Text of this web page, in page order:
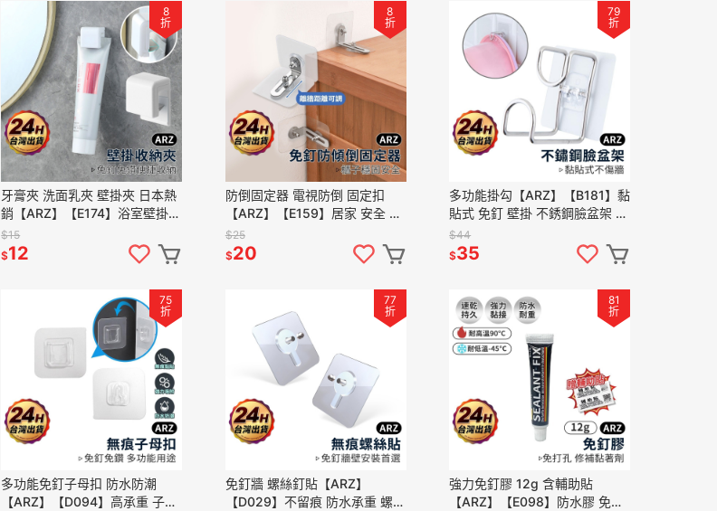
8
折
牙膏夾 洗面乳夾 壁掛夾 日本熱
銷【ARZ】【E174】浴室壁掛架
毛巾塞 牙膏收納夾 洗面乳收納
毛巾壁夾 浴室收納夾
$15
$12
8
折
防倒固定器 電視防倒 固定扣
【ARZ】【E159】居家 安全 防
傾倒 兒童防護 固定器 防櫃傾倒
固定器 展示櫃 地震防護
$25
$20
79
折
多功能掛勾【ARZ】【B181】黏
貼式 免釘 壁掛 不銹鋼臉盆架 臉
盆掛鉤 浴室置物架 臉盆架 澡盆
掛架 掛鈎
$44
$35
75
折
多功能免釘子母扣 防水防潮
【ARZ】【D094】高承重 子母
77
折
免釘牆 螺絲釘貼【ARZ】
【D029】不留痕 防水承重 螺絲
81
折
強力免釘膠 12g 含輔助貼
【ARZ】【E098】防水膠 免打